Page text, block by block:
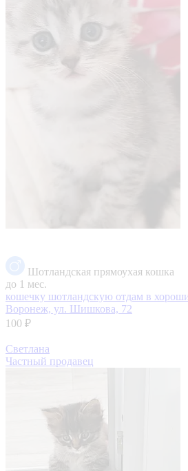
Шотландская прямоухая кошка
до 1 мес.
кошечку шотландскую отдам в
Воронеж, ул. Шишкова, 72
100 ₽
Светлана
Частный продавец